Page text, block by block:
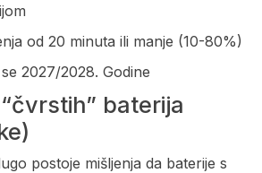
od 20 minuta ili manje (10-80%)
2027/2028. Godine
baterija
postoje mišljenja da baterije s